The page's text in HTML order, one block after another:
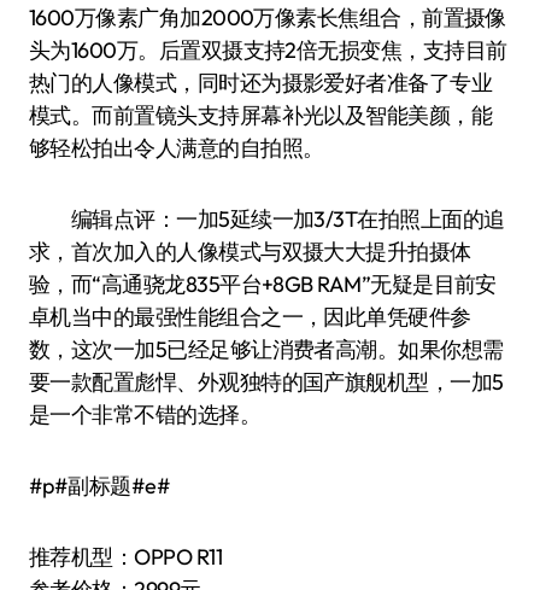
1600万像素广角加2000万像素长焦组合，前置摄像
头为1600万。后置双摄支持2倍无损变焦，支持目前
热门的人像模式，同时还为摄影爱好者准备了专业
模式。而前置镜头支持屏幕补光以及智能美颜，能
够轻松拍出令人满意的自拍照。
编辑点评：一加5延续一加3/3T在拍照上面的追
求，首次加入的人像模式与双摄大大提升拍摄体
验，而“高通骁龙835平台+8GB RAM”无疑是目前安
卓机当中的最强性能组合之一，因此单凭硬件参
数，这次一加5已经足够让消费者高潮。如果你想需
要一款配置彪悍、外观独特的国产旗舰机型，一加5
是一个非常不错的选择。
#p#副标题#e#
推荐机型：OPPO R11